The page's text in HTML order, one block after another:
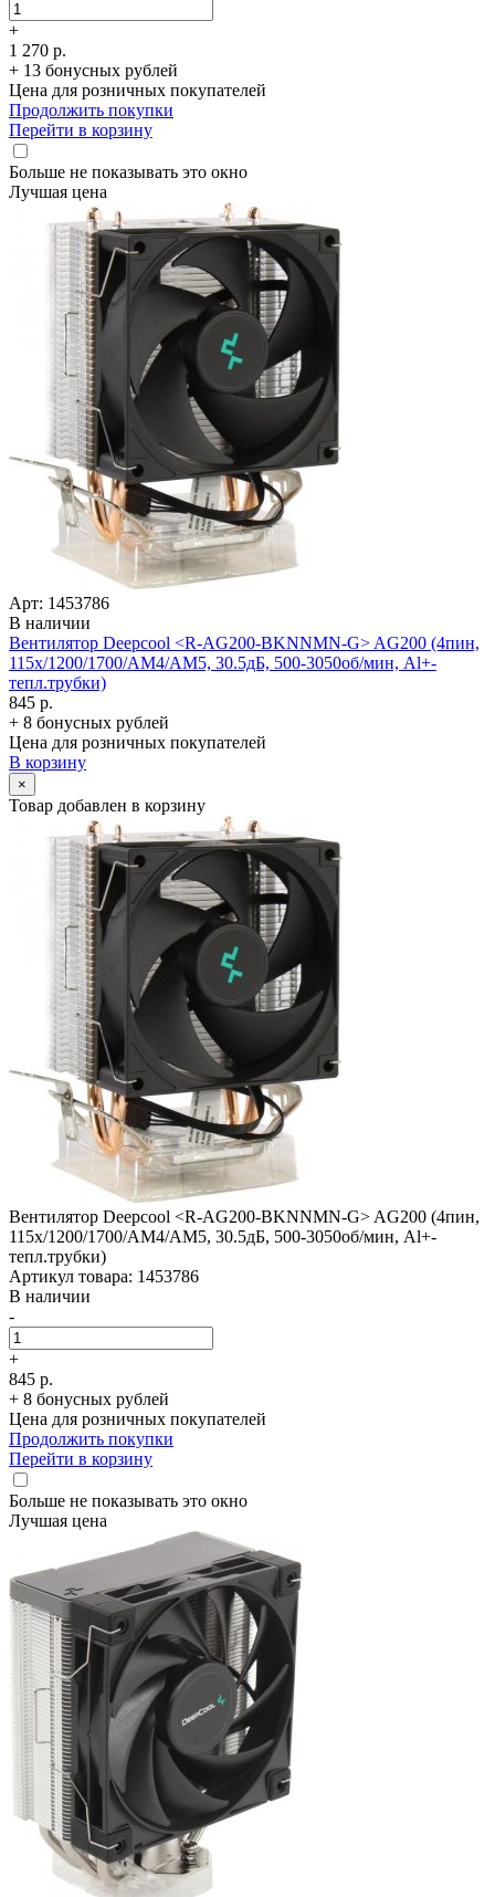
+
1 270 р.
+ 13 бонусных рублей
Цена для розничных покупателей
Продолжить покупки
Перейти в корзину
Больше не показывать это окно
Лучшая цена
Арт: 1453786
В наличии
Вентилятор Deepcool <R-AG200-BKNNMN-G> AG200 (4пин,
115x/­1200/­1700/­AM4/­AM5, 30.5дБ, 500-3050об/­мин, Al+­
тепл.трубки)
845 р.
+ 8 бонусных рублей
Цена для розничных покупателей
В корзину
×
Товар добавлен в корзину
Вентилятор Deepcool <R-AG200-BKNNMN-G> AG200 (4пин,
115x/­1200/­1700/­AM4/­AM5, 30.5дБ, 500-3050об/­мин, Al+­
тепл.трубки)
Артикул товара: 1453786
В наличии
-
+
845 р.
+ 8 бонусных рублей
Цена для розничных покупателей
Продолжить покупки
Перейти в корзину
Больше не показывать это окно
Лучшая цена